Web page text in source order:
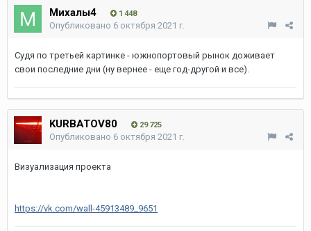
Михалы4 1 448
Опубликовано 6 октября 2021 г.
Судя по третьей картинке - южнопортовый рынок доживает
свои последние дни (ну вернее - еще год-другой и все).
KURBATOV80 29 725
Опубликовано 6 октября 2021 г.
Визуализация проекта
https://vk.com/wall-45913489_9651